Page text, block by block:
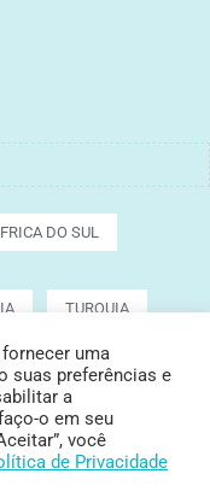
DO SUL
TURQUIA
uma
suas preferências e
a
o em seu
você
de Privacidade